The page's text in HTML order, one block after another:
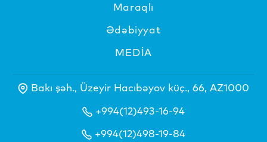
Maraqlı
Ədəbiyyat
MEDİA
Bakı şəh., Üzeyir Hacıbəyov küç., 66, AZ1000
+994(12)493-16-94
+994(12)498-19-84